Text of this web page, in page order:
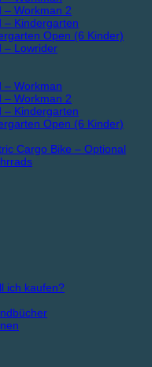
– Workman 2
– Kindergarten
Open (6 Kinder)
– Lowrider
– Workman
– Workman 2
– Kindergarten
Open (6 Kinder)
Cargo Bike – Optional
ich kaufen?